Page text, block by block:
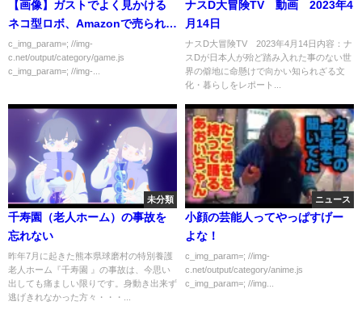
【画像】ガストでよく見かける
ネコ型ロボ、Amazonで売られる
ｗｗｗｗｗ
c_img_param=; //img-
c.net/output/category/game.js
c_img_param=; //img-...
ナスD大冒険TV 動画 2023年4
月14日
ナスD大冒険TV 2023年4月14日内容：ナ
スDが日本人が殆ど踏み入れた事のない世
界の僻地に命懸けで向かい知られざる文
化・暮らしをレポート...
未分類
千寿園（老人ホーム）の事故を
忘れない
昨年7月に起きた熊本県球磨村の特別養護
老人ホーム『千寿園 』の事故は、今思い
出しても痛ましい限りです。身動き出来ず
逃げきれなかった方々・・・...
ニュース
小顔の芸能人ってやっぱすげー
よな！
c_img_param=; //img-
c.net/output/category/anime.js
c_img_param=; //img...